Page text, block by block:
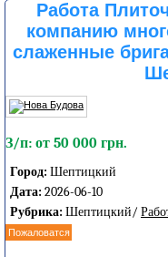
Работа
компанию
слаженные
З/п: от 50 000 грн.
Город: Шептицкий
Дата: 2026-06-10
Рубрика: Шептицкий/
Пожаловатся